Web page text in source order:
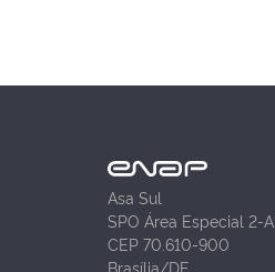
Asa Sul
SPO Área Especial 2-A
CEP 70.610-900
Brasília/DF